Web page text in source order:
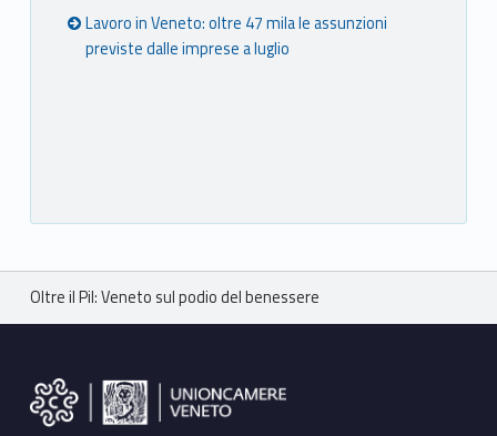
Lavoro in Veneto: oltre 47 mila le assunzioni
previste dalle imprese a luglio
Breadcrumbs navigation
Oltre il Pil: Veneto sul podio del benessere